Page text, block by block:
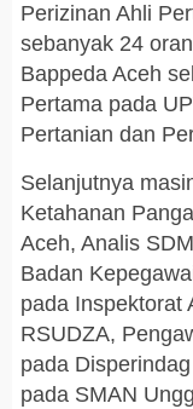
Perizinan Ahli
sebanyak 24
Bappeda Aceh
Pertama pada
Pertanian dan
Selanjutnya
Ketahanan
Aceh, Analis
Badan
pada Inspektorat
RSUDZA,
pada
pada SMAN